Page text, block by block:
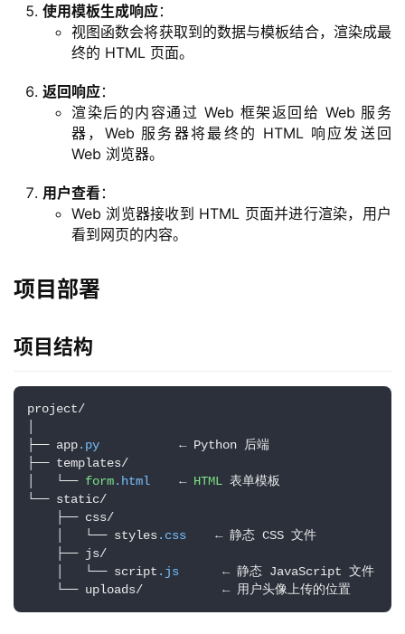
使用模板生成响应：
视图函数会将获取到的数据与模板结合，渲染成最
终的 HTML 页面。
返回响应：
渲染后的内容通过 Web 框架返回给 Web 服务
器，Web 服务器将最终的 HTML 响应发送回
Web 浏览器。
用户查看：
Web 浏览器接收到 HTML 页面并进行渲染，用户
看到网页的内容。
项目部署
项目结构
project/
├── app.py
           ← Python 后端
├── templates/
│   └── form.html
    ←
HTML 表单模板
└── static/
    ├── css/
    │   └── styles
.css
    ← 静态 CSS 文件
    ├── js/
    │   └── script
.js
      ← 静态 JavaScript 文件
    └── uploads/           ← 用户头像上传的位置